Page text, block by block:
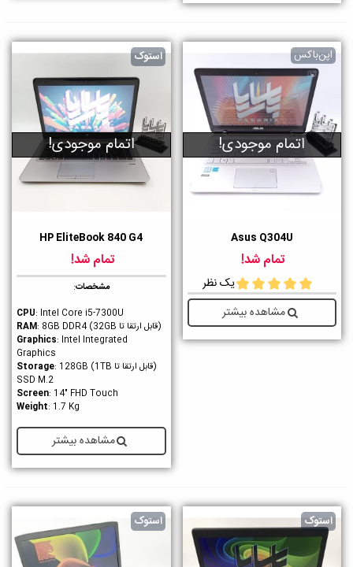
اپن‌باکس
اتمام موجودی!
Asus Q304U
تمام شد!
یک نظر
مشاهده بیشتر
استوک
اتمام موجودی!
HP EliteBook 840 G4
تمام شد!
مشخصات:
CPU: Intel Core i5-7300U
(قابل ارتقا تا 32GB)
RAM
: 8GB DDR4
Graphics: Intel Integrated
Graphics
(قابل ارتقا تا 1TB)
: 128GB
SSD M.2
Screen: 14" FHD Touch
Weight: 1.7 Kg
مشاهده بیشتر
استوک استوک